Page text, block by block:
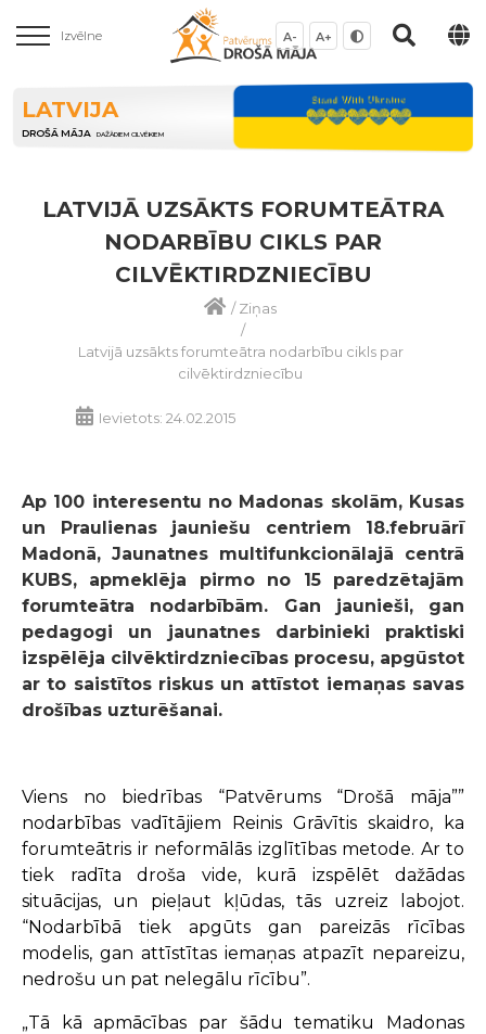
Izvēlne A- A+
LATVIJA
DROŠĀ MĀJA DAŽĀDIEM CILVĒKIEM
LATVIJĀ UZSĀKTS FORUMTEĀTRA
NODARBĪBU CIKLS PAR
CILVĒKTIRDZNIECĪBU
/Ziņas
/
Latvijā uzsākts forumteātra nodarbību cikls par
cilvēktirdzniecību
Ievietots: 24.02.2015
Ap 100 interesentu no Madonas skolām, Kusas
un Praulienas jauniešu centriem 18.februārī
Madonā, Jaunatnes multifunkcionālajā centrā
KUBS, apmeklēja pirmo no 15 paredzētajām
forumteātra nodarbībām. Gan jaunieši, gan
pedagogi un jaunatnes darbinieki praktiski
izspēlēja cilvēktirdzniecības procesu, apgūstot
ar to saistītos riskus un attīstot iemaņas savas
drošības uzturēšanai.
Viens no biedrības “Patvērums “Drošā māja””
nodarbības vadītājiem Reinis Grāvītis skaidro, ka
forumteātris ir neformālās izglītības metode. Ar to
tiek radīta droša vide, kurā izspēlēt dažādas
situācijas, un pieļaut kļūdas, tās uzreiz labojot.
“Nodarbībā tiek apgūts gan pareizās rīcības
modelis, gan attīstītas iemaņas atpazīt nepareizu,
nedrošu un pat nelegālu rīcību”.
„Tā kā apmācības par šādu tematiku Madonas